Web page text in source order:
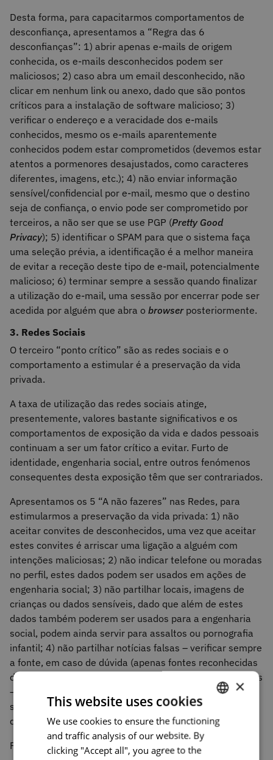
Desta forma, para capacitarmos comportamentos de
desconfiança, apresentamos a “Regra das 6
desconfianças”: 1) abrir apenas e-mails de origem
conhecida, os e-mails desconhecidos podem ser
maliciosos; 2) caso abra um email desconhecido, não
clicar em nenhum link ou anexo, dado que são pontos
críticos para a instalação de software malicioso; 3)
verificar o endereço e a veracidade dos e-mails
conhecidos, mesmo os e-mails aparentemente
conhecidos podem estar comprometidos (devemos estar
atentos a pormenores desajustados, como caracteres
diferentes, imagens, etc.); 4) não enviar informação
sensível/confidencial por e-mail, mesmo que o destino
seja de confiança, o envio pode ser comprometido por
terceiros, a não ser que se use PGP (Pretty Good
Privacy); 5) identificar o SPAM para que o sistema faça
uma seleção prévia, a identificação é a melhor maneira
de evitar a receção deste tipo de e-mail, potencialmente
malicioso; 6) terminar sempre a sessão quando finalizar
a utilização do e-mail, uma sessão por encerrar pode ser
acedida por alguém que abra o browserposteriormente.
3. Redes Sociais
O terceiro “ponto crítico” são as redes sociais e o
comportamento a estimular é a preservação da vida
privada.
A taxa de utilização das redes sociais atinge,
presentemente, valores bastante significativos e os
comportamentos de exposição da vida e dados pessoais
continuam a ser um fator crítico a evitar. Furto de
identidade, engenharia social, entre outros fenómenos
consequentes desta exposição têm que ser contrariados.
Apresentamos os 5 “A não fazeres” nas Redes, para
estimularmos a preservação da vida privada: 1) não
aceitar convites de desconhecidos, uma vez que aceitar
estes convites é arriscar uma ligação a alguém com
intenções maliciosas; 2) não indicar telefone ou moradas
no perfil, estes dados podem ser usados em ações de
engenharia social; 3) não partilhar locais, imagens de
crianças ou dados sensíveis, dado que além de estes
dados também poderem ser usados para a engenharia
social, podem ainda servir para assaltos ou pornografia
infantil; 4) não partilhar notícias falsas – verificar sempre
a fonte, em caso de dúvida (apenas fontes reconhecidas
devem ser legitimadas); 5) não clique em
suspeitos
– podem ser
, que também existe nas redes
sociais (devemos usar as mesmas regras de proteção
que usamos para o e-mail).
Fique a saber ainda:
PORTUGUESE
ENGLISH
×
This website uses cookies
We use cookies to ensure the functioning
and traffic analysis of our website. By
clicking "Accept all", you agree to the